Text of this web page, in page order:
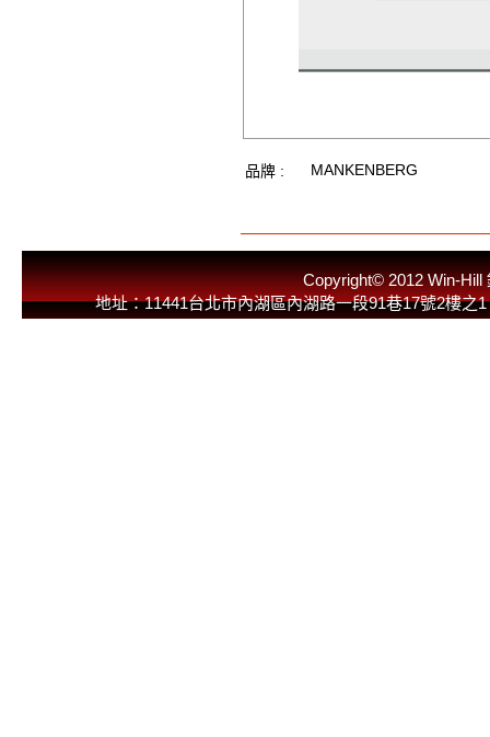
品牌 : MANKENBERG
Copyright© 2012 Win-
地址：11441台北市內湖區內湖路一段91巷17號2樓